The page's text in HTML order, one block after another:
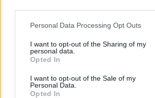
Personal Data Processing Opt Outs
I want to opt-out of the Sharing of my
personal data.
Opted In
I want to opt-out of the Sale of my
Personal Data.
Opted In
Ετικέτες :αγωγή,Βιασμός